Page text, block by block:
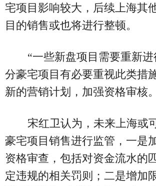
宅项目影响较大，后续上海其
目的销售或也将进行整顿。
“一些新盘项目需要重新
分豪宅项目有必要重视此类措
新的营销计划，加强资格审核
宋红卫认为，未来上海或
豪宅项目销售进行监管，一是
资格审查，包括对资金流水的
定违规的相关罚则；二是增加